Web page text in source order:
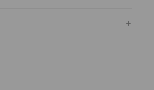
+